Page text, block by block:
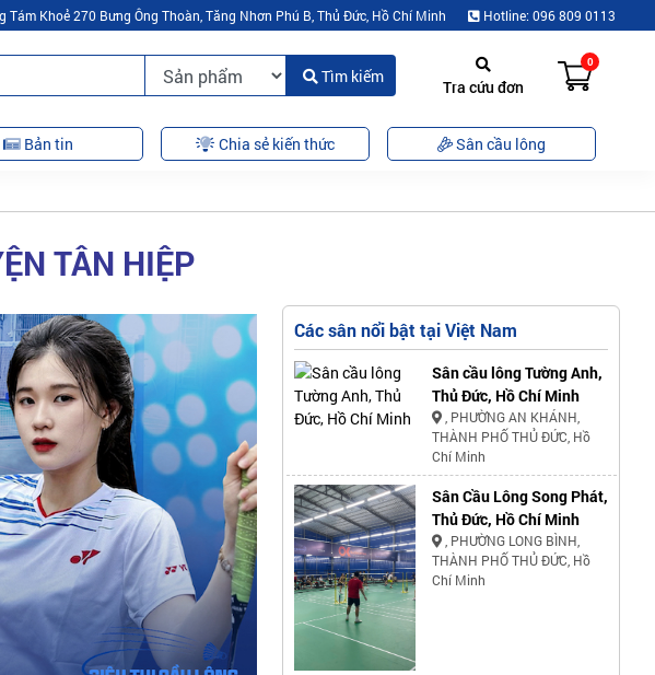
Khoẻ 270 Bưng Ông Thoàn, Tăng Nhơn Phú B, Thủ Đức, Hồ Chí Minh Hotline: 096 809 0113
Tìm kiếm
Tra cứu đơn
0
Bản tin Chia sẻ kiến thức Sân cầu lông
TÂN HIỆP
Các sân nổi bật tại Việt Nam
Sân cầu lông Tường Anh,
Thủ Đức, Hồ Chí Minh
, PHƯỜNG AN KHÁNH,
THÀNH PHỐ THỦ ĐỨC, Hồ
Chí Minh
Sân Cầu Lông Song Phát,
Thủ Đức, Hồ Chí Minh
, PHƯỜNG LONG BÌNH,
THÀNH PHỐ THỦ ĐỨC, Hồ
Chí Minh